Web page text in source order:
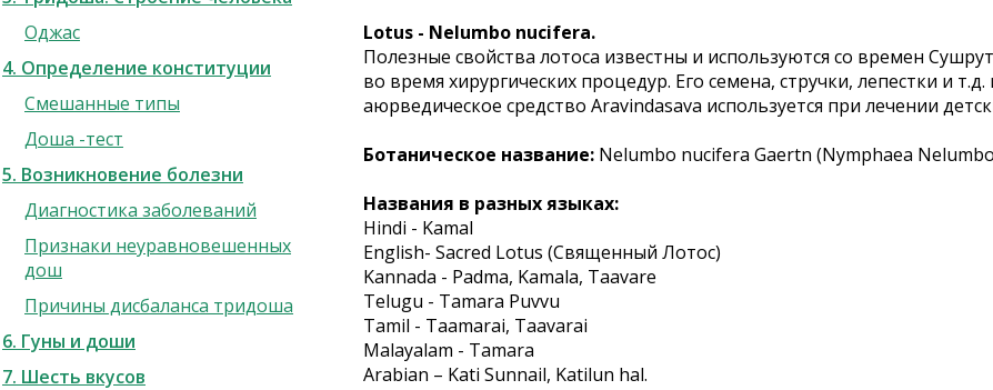
Оджас
4. Определение конституции
Смешанные типы
Доша -тест
5. Возникновение болезни
Диагностика заболеваний
Признаки неуравновешенных
дош
Причины дисбаланса тридоша
6. Гуны и доши
7. Шесть вкусов
Lotus - Nelumbo nucifera.
Полезные свойства лотоса известны и используются со времен
во время хирургических процедур. Его семена, стручки, лепестки и
аюрведическое средство Aravindasava используется при лечении
Ботаническое название: Nelumbo nucifera Gaertn (Nymphaea
Названия в разных языках:
Hindi - Kamal
English- Sacred Lotus (Священный Лотос)
Kannada - Padma, Kamala, Taavare
Telugu - Tamara Puvvu
Tamil - Taamarai, Taavarai
Malayalam - Tamara
Arabian – Kati Sunnail, Katilun hal.